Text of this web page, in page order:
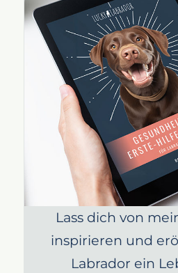
Fazit
Lass dich von
inspirieren und
Labrador ein